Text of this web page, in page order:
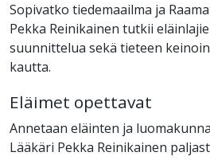
Sopivatko tiedemaailma ja
Pekka Reinikainen tutkii
suunnittelua sekä tieteen
kautta.
Eläimet opettavat
Annetaan eläinten ja
Lääkäri Pekka Reinikainen